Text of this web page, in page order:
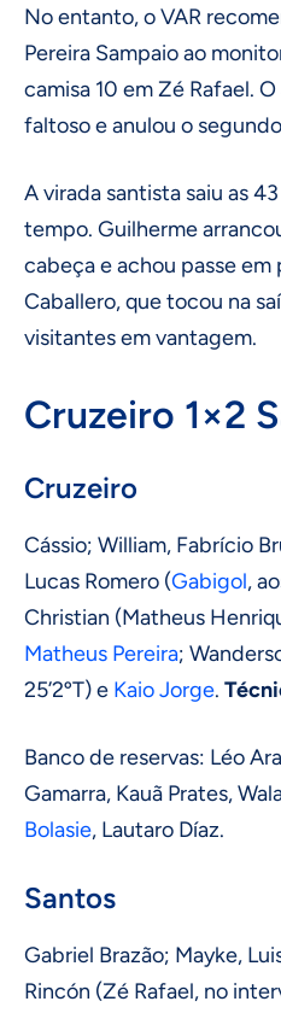
No entanto, o VAR
Pereira Sampaio ao
camisa 10 em Zé Rafael.
faltoso e anulou o
A virada santista saiu as
tempo. Guilherme
cabeça e achou passe
Caballero, que tocou na
visitantes em vantagem.
Cruzeiro 1×2
Cruzeiro
Cássio; William, Fabrício
Lucas Romero (Gabigol,
Christian (Matheus
Matheus Pereira;
25’2ºT) e Kaio Jorge.
Banco de reservas: Léo
Gamarra, Kauã Prates,
Bolasie, Lautaro Díaz.
Santos
Gabriel Brazão; Mayke,
Rincón (Zé Rafael, no